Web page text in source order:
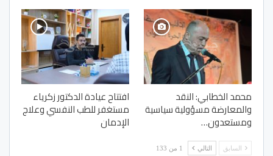
محمد الخطابي: النقد
والمعارضة مسؤولية سياسية
ومستعدون…
افتتاح عيادة الدكتور زكرياء
مستغفر للطب النفسي وعلاج
الإدمان
السابق التالي 1 من 133